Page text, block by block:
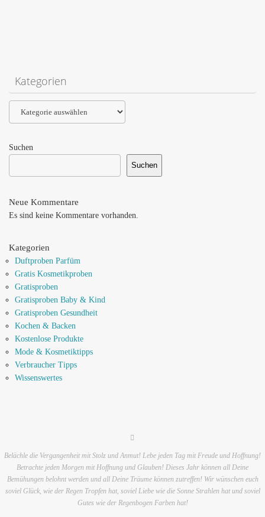
Kategorien
Suchen
Suchen
Neue Kommentare
Es sind keine Kommentare vorhanden.
Kategorien
Duftproben Parfüm
Gratis Kosmetikproben
Gratisproben
Gratisproben Baby & Kind
Gratisproben Gesundheit
Kochen & Backen
Kostenlose Produkte
Mode & Kosmetiktipps
Verbraucher Tipps
Wissenswertes
Belächle die Vergangenheit mit Stolz und Anmut! Lebe jeden Tag mit Freude und Hoffnung!
Betrachte jeden Morgen mit Hoffnung und Glauben! Dieses Jahr können all Deine
Bemühungen belohnt werden und all Deine Träume können zutreffen! Wir wünschen euch
soviel Glück, wie der Regen Tropfen hat, soviel Liebe wie die Sonne Strahlen hat und soviel
Gutes wie der Regenbogen Farben hat!